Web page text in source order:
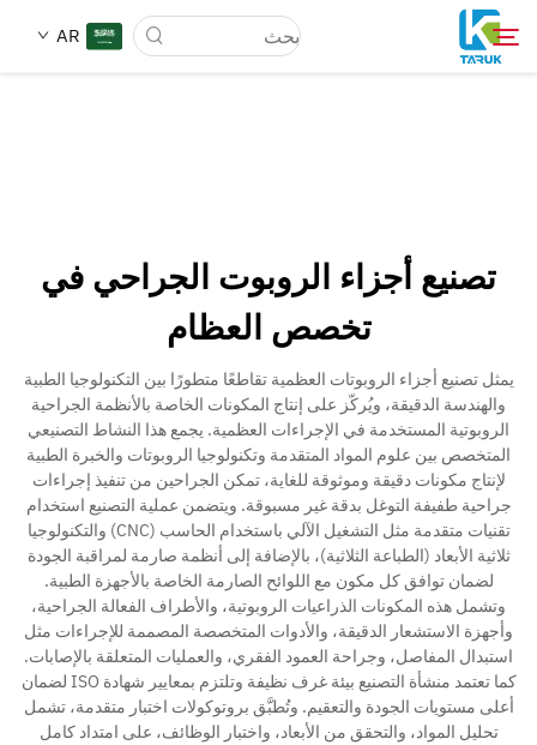
AR
القدرات
أخبار وأحداث
معلومات عنا
اتصل
تصنيع أجزاء الروبوت الجراحي في
تخصص العظام
يمثل تصنيع أجزاء الروبوتات العظمية تقاطعًا متطورًا بين التكنولوجيا الطبية
والهندسة الدقيقة، ويُركّز على إنتاج المكونات الخاصة بالأنظمة الجراحية
الروبوتية المستخدمة في الإجراءات العظمية. يجمع هذا النشاط التصنيعي
المتخصص بين علوم المواد المتقدمة وتكنولوجيا الروبوتات والخبرة الطبية
لإنتاج مكونات دقيقة وموثوقة للغاية، تمكن الجراحين من تنفيذ إجراءات
جراحية طفيفة التوغل بدقة غير مسبوقة. ويتضمن عملية التصنيع استخدام
تقنيات متقدمة مثل التشغيل الآلي باستخدام الحاسب (CNC) والتكنولوجيا
ثلاثية الأبعاد (الطباعة الثلاثية)، بالإضافة إلى أنظمة صارمة لمراقبة الجودة
لضمان توافق كل مكون مع اللوائح الصارمة الخاصة بالأجهزة الطبية.
وتشمل هذه المكونات الذراعيات الروبوتية، والأطراف الفعالة الجراحية،
وأجهزة الاستشعار الدقيقة، والأدوات المتخصصة المصممة للإجراءات مثل
استبدال المفاصل، وجراحة العمود الفقري، والعمليات المتعلقة بالإصابات.
كما تعتمد منشأة التصنيع بيئة غرف نظيفة وتلتزم بمعايير شهادة ISO لضمان
أعلى مستويات الجودة والتعقيم. وتُطبَّق بروتوكولات اختبار متقدمة، تشمل
تحليل المواد، والتحقق من الأبعاد، واختبار الوظائف، على امتداد كامل